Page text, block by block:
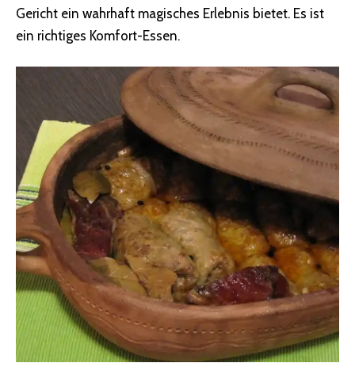
Gericht ein wahrhaft magisches Erlebnis bietet. Es ist
ein richtiges Komfort-Essen.